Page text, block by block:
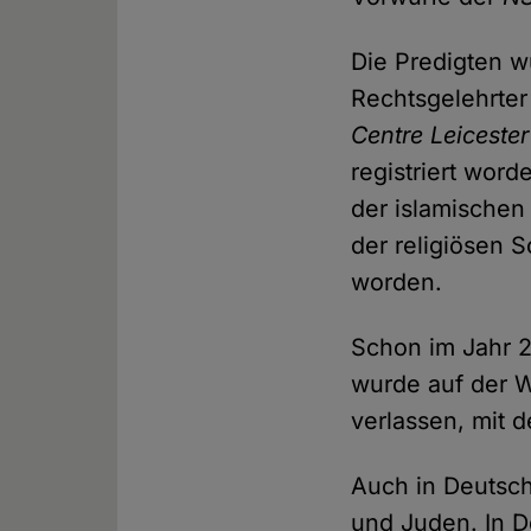
Die Predigten
Centre Leicester
registriert
der
der religiösen
worden.
Schon im Jahr
wurde auf der
verlassen, mit
Auch in
und Juden. In